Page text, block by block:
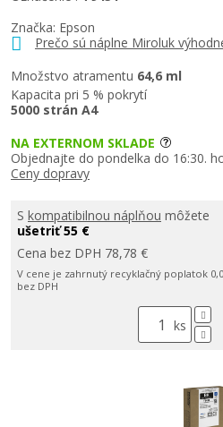
Značka: Epson
Prečo sú náplne Miroluk
Množstvo atramentu 64,6 ml
Kapacita pri 5 % pokrytí
5000 strán A4
NA EXTERNOM SKLADE
Objednajte do pondelka do 16:30.
Ceny dopravy
S kompatibilnou náplňou môžete
ušetriť 55 €
Cena bez DPH 78,78 €
V cene je zahrnutý recyklačný poplatok
bez DPH
ks